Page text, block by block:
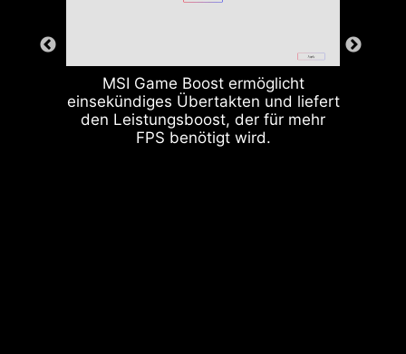
MSI Game Boost ermöglicht
einsekündiges Übertakten und liefert
den Leistungsboost, der für mehr
FPS benötigt wird.